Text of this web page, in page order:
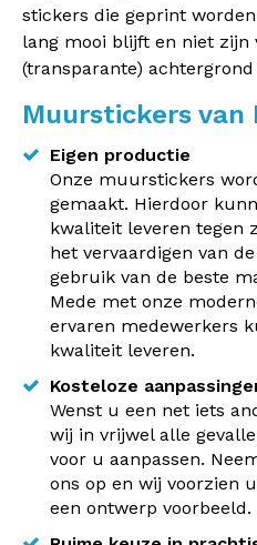
stickers die geprint
lang mooi blijft en niet zijn
(transparante)
Muurstickers
Eigen productie
Onze muurstickers
gemaakt. Hierdoor
kwaliteit leveren tegen
het vervaardigen van
gebruik van de beste
Mede met onze
ervaren medewerkers
kwaliteit leveren.
Kosteloze
Wenst u een net iets
wij in vrijwel alle
voor u aanpassen.
ons op en wij voorzien
een ontwerp voorbeeld.